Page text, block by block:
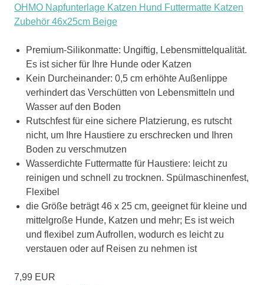
OHMO Napfunterlage Katzen Hund Futtermatte Katzen
Zubehör 46x25cm Beige
Premium-Silikonmatte: Ungiftig, Lebensmittelqualität.
Es ist sicher für Ihre Hunde oder Katzen
Kein Durcheinander: 0,5 cm erhöhte Außenlippe
verhindert das Verschütten von Lebensmitteln und
Wasser auf den Boden
Rutschfest für eine sichere Platzierung, es rutscht
nicht, um Ihre Haustiere zu erschrecken und Ihren
Boden zu verschmutzen
Wasserdichte Futtermatte für Haustiere: leicht zu
reinigen und schnell zu trocknen. Spülmaschinenfest,
Flexibel
die Größe beträgt 46 x 25 cm, geeignet für kleine und
mittelgroße Hunde, Katzen und mehr; Es ist weich
und flexibel zum Aufrollen, wodurch es leicht zu
verstauen oder auf Reisen zu nehmen ist
7,99 EUR